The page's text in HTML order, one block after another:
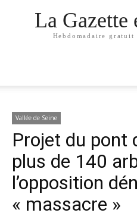
La Gazette
Hebdomadaire
Vallée de Seine
Projet du pont
plus de 140
l’opposition
« massacre »